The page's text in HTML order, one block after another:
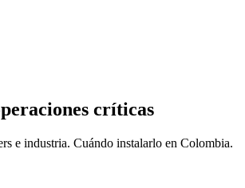
críticas
e industria. Cuándo instalarlo en Colombia.